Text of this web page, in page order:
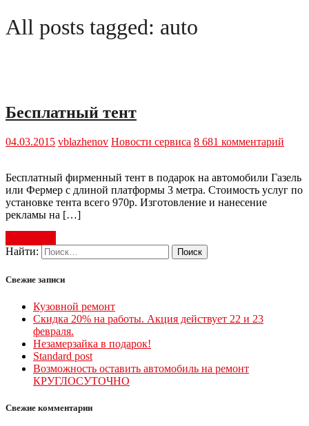
All posts tagged: auto
Бесплатный тент
04.03.2015 vblazhenov Новости сервиса 8 681 комментарий
Бесплатный фирменный тент в подарок на автомобили Газель
или Фермер с длиной платформы 3 метра. Стоимость услуг по
установке тента всего 970р. Изготовление и нанесение
рекламы на […]
Найти:
Свежие записи
Кузовной ремонт
Скидка 20% на работы. Акция действует 22 и 23
февраля.
Незамерзайка в подарок!
Standard post
Возможность оставить автомобиль на ремонт
КРУГЛОСУТОЧНО
Свежие комментарии